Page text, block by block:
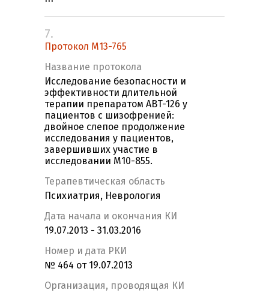
7.
Протокол M13-765
Название протокола
Исследование безопасности и
эффективности длительной
терапии препаратом ABT-126 у
пациентов с шизофренией:
двойное слепое продолжение
исследования у пациентов,
завершивших участие в
исследовании M10-855.
Терапевтическая область
Психиатрия, Неврология
Дата начала и окончания КИ
19.07.2013 - 31.03.2016
Номер и дата РКИ
№ 464 от 19.07.2013
Организация, проводящая КИ